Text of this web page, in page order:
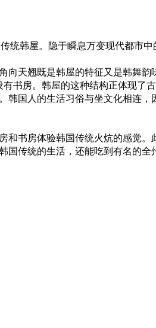
统韩屋。隐于瞬息万变现代都市中
向天翘既是韩屋的特征又是韩舞
书房。韩屋的这种结构正体现了
国人的生活习俗与坐文化相连，
书房体验韩国传统火炕的感觉。
传统的生活，还能吃到有名的全